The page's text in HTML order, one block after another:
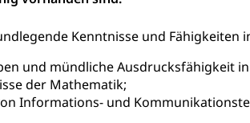
Kenntnisse und Fähigkeiten
und mündliche Ausdrucksfähigkeit
der Mathematik;
Informations- und
Seeschifffahrt, Flussschifffahrt
Schwerverkehr,